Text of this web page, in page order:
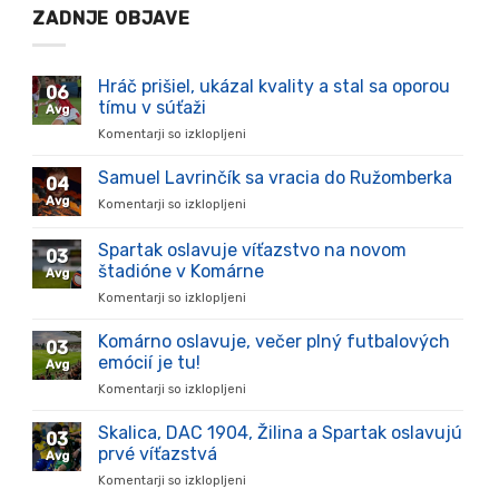
ZADNJE OBJAVE
06
Avg
Hráč prišiel, ukázal kvality a stal sa oporou
tímu v súťaži
Komentarji so izklopljeni
prišiel,
stal
sa
súťaži
04
Avg
Samuel Lavrinčík sa vracia do Ružomberka
Komentarji so izklopljeni
Lavrinčík
vracia
03
Avg
Spartak oslavuje víťazstvo na novom
štadióne v Komárne
Komentarji so izklopljeni
oslavuje
v
03
Avg
Komárno oslavuje, večer plný futbalových
emócií je tu!
Komentarji so izklopljeni
oslavuje,
03
Avg
Skalica, DAC 1904, Žilina a Spartak oslavujú
prvé víťazstvá
Komentarji so izklopljeni